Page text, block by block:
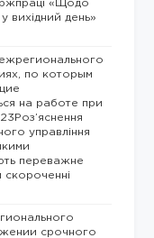
«Щодо
вихідний день»
по которым
на работе при
управління
переважне
срочного